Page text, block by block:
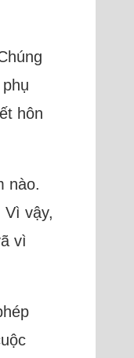
hôn
nào.
Vì vậy,
vì